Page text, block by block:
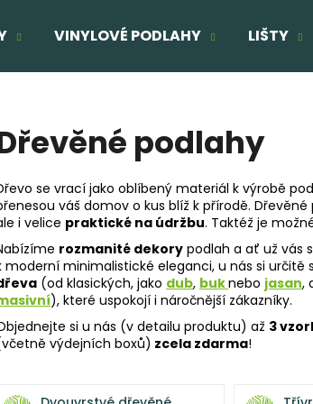
VINYLOVÉ PODLAHY LIŠTY
podlahy
se vrací jako oblíbený materiál k výrobě
váš domov o kus blíž k přírodě. Dřevěné
i velice praktické na údržbu. Taktéž je
rozmanité dekory podlah a ať už vás
moderní minimalistické eleganci, u nás si
(od klasických, jako dub, buknebo jasan,
), které uspokojí i náročnější zákazníky.
si u nás (v detailu produktu) až 3
výdejních boxů) zcela zdarma!
Doporučujeme
DŘEVĚNÁ PODLAHA DUB
CLICK 190
803 Kč
2 160 Kč
2